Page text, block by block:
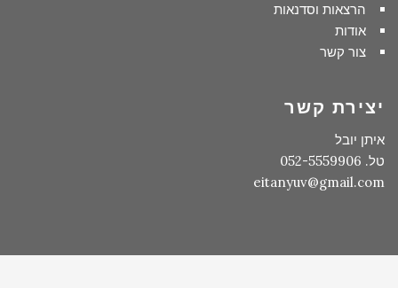
הרצאות וסדנאות
אודות
צור קשר
יצירת קשר
איתן יובל
טל. 052-5559906
eitanyuv@gmail.com